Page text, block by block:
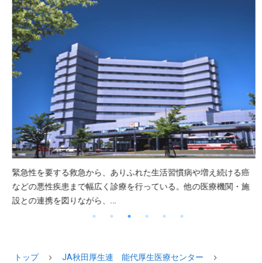
緊急性を要する救急から、ありふれた生活習慣病や増え続ける癌
などの悪性疾患まで幅広く診療を行っている。他の医療機関・施
設との連携を図りながら、
…
トップ
JA秋田厚生連 能代厚生医療センター